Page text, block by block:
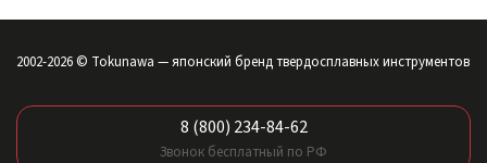
2002-2026 © Tokunawa — японский бренд твердосплавных инструментов
8 (800) 234-84-62
Звонок бесплатный по РФ